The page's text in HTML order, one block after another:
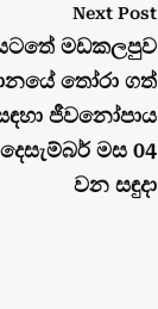
Next Post
මඩකලපුව
තෝරා ගත්
ජීවනෝපාය
මස 04
වන සඳුදා